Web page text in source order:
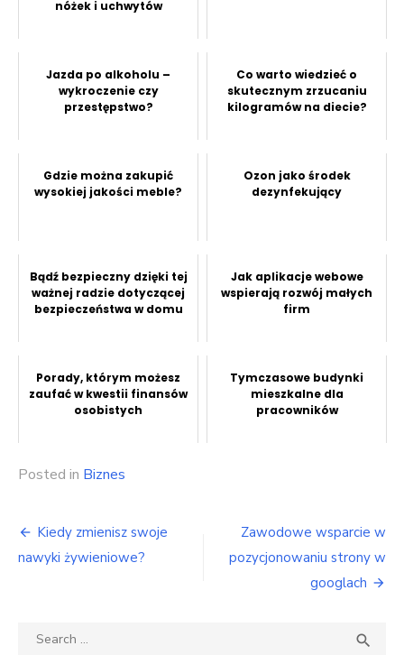
nóżek i uchwytów
Jazda po alkoholu –
wykroczenie czy
przestępstwo?
Co warto wiedzieć o
skutecznym zrzucaniu
kilogramów na diecie?
Gdzie można zakupić
wysokiej jakości meble?
Ozon jako środek
dezynfekujący
Bądź bezpieczny dzięki tej
ważnej radzie dotyczącej
bezpieczeństwa w domu
Jak aplikacje webowe
wspierają rozwój małych
firm
Porady, którym możesz
zaufać w kwestii finansów
osobistych
Tymczasowe budynki
mieszkalne dla
pracowników
Posted in Biznes
Nawigacja
wpisu
Kiedy zmienisz swoje
nawyki żywieniowe?
Zawodowe wsparcie w
pozycjonowaniu strony w
googlach
Search
